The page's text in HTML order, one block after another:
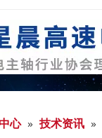
心 » 技术资讯 »